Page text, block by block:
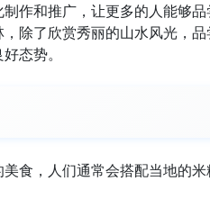
作和推广，让更多的人能够
除了欣赏秀丽的山水风光，
态势。
食，人们通常会搭配当地的